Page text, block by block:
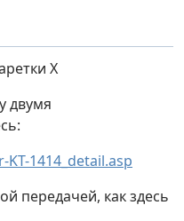
X
двумя
1414_detail.asp
передачей, как здесь